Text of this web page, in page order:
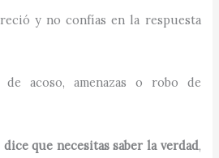
y no confías en la respuesta
acoso, amenazas o robo de
dice que necesitas saber la verdad,